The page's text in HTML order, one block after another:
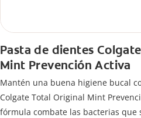
Pasta de dientes
Mint Prevención Activa
Mantén una buena higiene bucal
Colgate Total Original Mint
fórmula combate las bacterias que